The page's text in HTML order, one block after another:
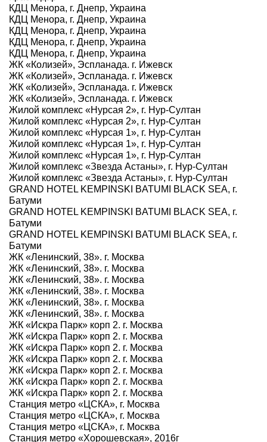
КДЦ Менора, г. Днепр, Украина
КДЦ Менора, г. Днепр, Украина
КДЦ Менора, г. Днепр, Украина
КДЦ Менора, г. Днепр, Украина
КДЦ Менора, г. Днепр, Украина
ЖК «Колизей», Эспланада. г. Ижевск
ЖК «Колизей», Эспланада. г. Ижевск
ЖК «Колизей», Эспланада. г. Ижевск
ЖК «Колизей», Эспланада. г. Ижевск
Жилой комплекс «Нурсая 2», г. Нур-Султан
Жилой комплекс «Нурсая 2», г. Нур-Султан
Жилой комплекс «Нурсая 1», г. Нур-Султан
Жилой комплекс «Нурсая 1», г. Нур-Султан
Жилой комплекс «Нурсая 1», г. Нур-Султан
Жилой комплекс «Звезда Астаны», г. Нур-Султан
Жилой комплекс «Звезда Астаны», г. Нур-Султан
GRAND HOTEL KEMPINSKI BATUMI BLACK SEA, г.
Батуми
GRAND HOTEL KEMPINSKI BATUMI BLACK SEA, г.
Батуми
GRAND HOTEL KEMPINSKI BATUMI BLACK SEA, г.
Батуми
ЖК «Ленинский, 38». г. Москва
ЖК «Ленинский, 38». г. Москва
ЖК «Ленинский, 38». г. Москва
ЖК «Ленинский, 38». г. Москва
ЖК «Ленинский, 38». г. Москва
ЖК «Ленинский, 38». г. Москва
ЖК «Искра Парк» корп 2. г. Москва
ЖК «Искра Парк» корп 2. г. Москва
ЖК «Искра Парк» корп 2. г. Москва
ЖК «Искра Парк» корп 2. г. Москва
ЖК «Искра Парк» корп 2. г. Москва
ЖК «Искра Парк» корп 2. г. Москва
ЖК «Искра Парк» корп 2. г. Москва
Станция метро «ЦСКА», г. Москва
Станция метро «ЦСКА», г. Москва
Станция метро «ЦСКА», г. Москва
Станция метро «Хорошевская», 2016г